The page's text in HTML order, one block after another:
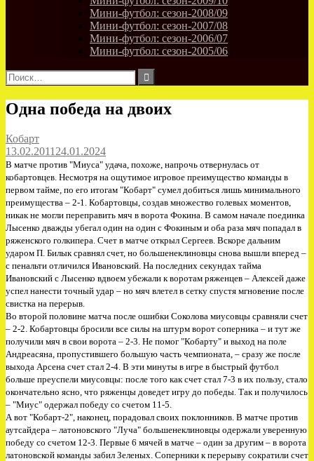
Мини-футбол: сезон-2008/09
Мини-футбол: сезон-2007/08
Мини-футбол: сезон-2006/07
Мини-футбол: сезон-2005/06
Найти:
Одна победа на двоих
Кобарт
13.02.2011 24.01.2024
В матче против "Миуса" удача, похоже, напрочь отвернулась от
кобартовцев. Несмотря на ощутимое игровое преимущество команды в
первом тайме, по его итогам "Кобарт" сумел добиться лишь минимального
преимущества – 2-1. Кобартовцы, создав множество голевых моментов,
никак не могли переправить мяч в ворота Фокина. В самом начале поединка
Лысенко дважды убегал один на один с Фокиным и оба раза мяч попадал в
ряженского голкипера. Счет в матче открыл Сергеев. Вскоре дальним
ударом П. Билык сравнял счет, но большенеклиновцы снова вышли вперед –
с пенальти отличился Ивановский. На последних секундах тайма
Ивановский с Лысенко вдвоем убежали к воротам ряженцев – Алексей даже
успел нанести точный удар – но мяч влетел в сетку спустя мгновение после
свистка на перерыв.
Во второй половине матча после ошибки Соколова миусовцы сравняли счет
– 2-2. Кобартовцы бросили все силы на штурм ворот соперника – и тут же
получили мяч в свои ворота – 2-3. Не помог "Кобарту" и выход на поле
Андреасяна, пропустившего большую часть чемпионата, – сразу же после
выхода Арсена счет стал 2-4. В эти минуты в игре в быстрый футбол
больше преуспели миусовцы: после того как счет стал 7-3 в их пользу, стало
окончательно ясно, что ряженцы доведет игру до победы. Так и получилось
– "Миус" одержал победу со счетом 11-5.
А вот "Кобарт-2", наконец, порадовал своих поклонников. В матче против
аутсайдера – латоновского "Луча" большенеклиновцы одержали уверенную
победу со счетом 12-3. Первые 6 мячей в матче – один за другим – в ворота
латоновской команды забил Зеленых. Соперники к перерыву сократили счет